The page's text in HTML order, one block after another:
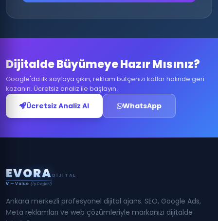
Dijitalde Büyümeye Hazır Mısınız?
Google'da ilk sayfaya çıkın, reklam bütçenizi katlar halinde geri
kazanın. Ücretsiz analiz ile başlayın.
Ücretsiz Analiz Al WhatsApp
EVORA DIJITAL
V — Value (İş Değeri)
Ankara merkezli profesyonel dijital ajans. SEO, Google Ads,
Meta reklamları ve web çözümleriyle markanızı dijitalde